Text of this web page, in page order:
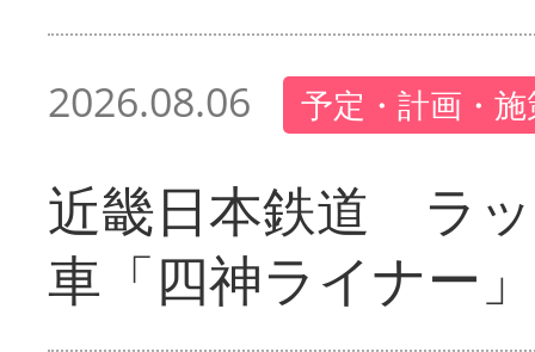
2026.08.06 予定・計画・
近畿日本鉄道 ラ
車「四神ライナー